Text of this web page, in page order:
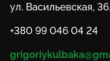
Адрес
ул. Васильевская,
Телефон
+380 99 046 04 24
Email